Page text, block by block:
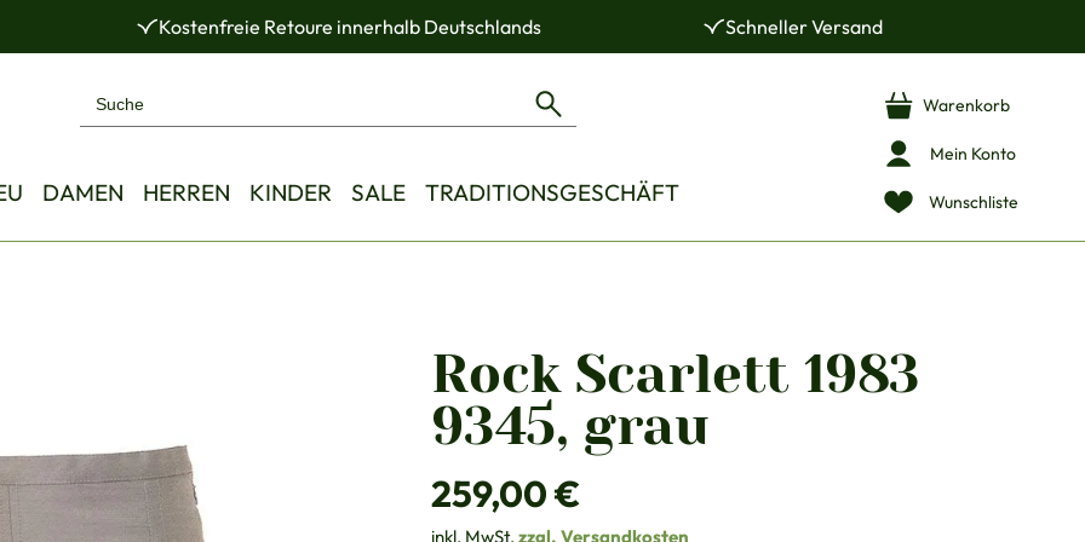
Kostenfreie Retoure innerhalb Deutschlands Schneller Versand
DAMEN HERREN KINDER SALE TRADITIONSGESCHÄFT Wunschliste
Mein Konto
Warenkorb
Rock Scarlett 1983
9345, grau
Regulärer Preis:
259,00 €
inkl. MwSt. zzgl. Versandkosten